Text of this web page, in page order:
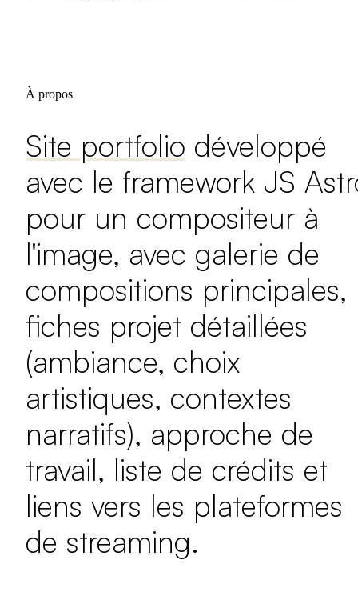
À propos
Site portfolio développé
avec le framework JS
pour un compositeur à
l'image, avec galerie de
compositions principales,
fiches projet détaillées
(ambiance, choix
artistiques, contextes
narratifs), approche de
travail, liste de crédits et
liens vers les plateformes
de streaming.